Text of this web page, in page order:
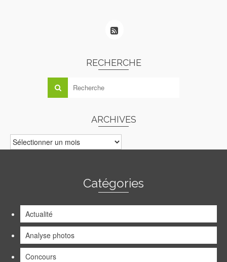
RECHERCHE
ARCHIVES
ARCHIVES
Catégories
Actualité
Analyse photos
Concours